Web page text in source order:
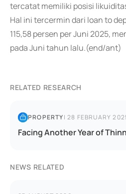
tercatat memiliki posisi
Hal ini tercermin dari loan to
115,58 persen per Juni 2025,
pada Juni tahun lalu.(end/ant)
RELATED RESEARCH
PROPERTY|28 FEBRUARY
Facing Another Year of
NEWS RELATED